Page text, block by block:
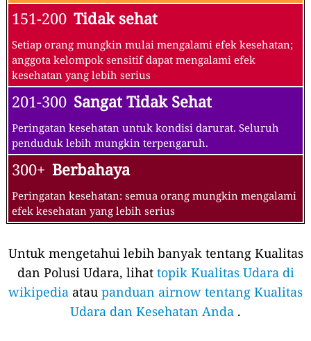
151-200 Tidak sehat
Setiap orang mungkin mulai mengalami efek kesehatan;
anggota kelompok sensitif dapat mengalami efek
kesehatan yang lebih serius
201-300 Sangat Tidak Sehat
Peringatan kesehatan untuk kondisi darurat. Seluruh
penduduk lebih mungkin terpengaruh.
300+ Berbahaya
Peringatan kesehatan: semua orang mungkin mengalami
efek kesehatan yang lebih serius
Untuk mengetahui lebih banyak tentang Kualitas
dan Polusi Udara, lihat topik Kualitas Udara di
wikipedia atau panduan airnow tentang Kualitas
Udara dan Kesehatan Anda .